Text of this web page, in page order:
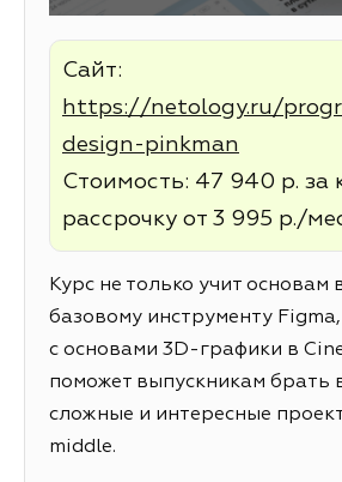
Сайт:
https://netology.ru/
design-pinkman
Стоимость: 47 940 р. за
рассрочку от 3 995 р./
Курс не только учит основам
базовому инструменту
с основами 3D-графики в
поможет выпускникам брать
сложные и интересные
middle.